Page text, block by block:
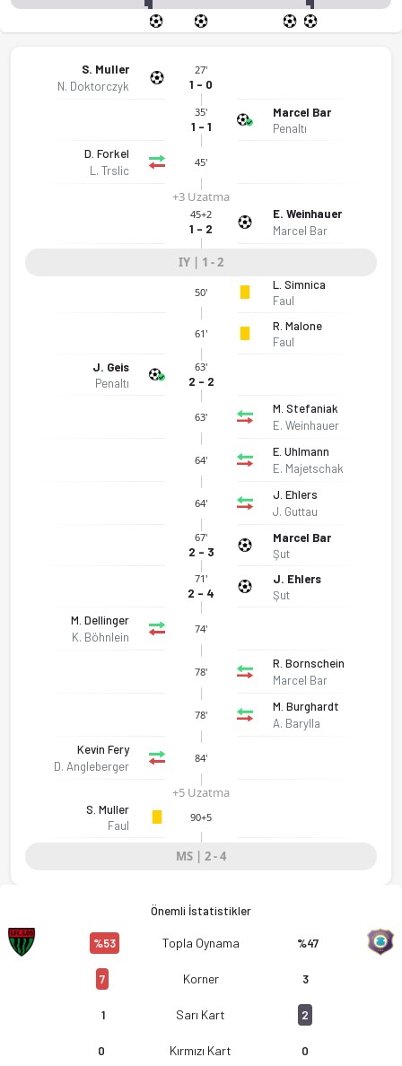
1. FC Schweinfurt 05 - Erzgebirge Aue 2-4 bitti. Gol anları,
S. Muller
N. Doktorczyk
27'
1 - 0
35'
1 - 1
Marcel Bar
Penaltı
D. Forkel
L. Trslic
45'
+3 Uzatma
45+2
1 - 2
E. Weinhauer
Marcel Bar
IY | 1 - 2
50'
L. Simnica
Faul
61'
R. Malone
Faul
J. Geis
Penaltı
63'
2 - 2
63'
M. Stefaniak
E. Weinhauer
64'
E. Uhlmann
E. Majetschak
64'
J. Ehlers
J. Guttau
67'
2 - 3
Marcel Bar
Şut
71'
2 - 4
J. Ehlers
Şut
M. Dellinger
K. Böhnlein
74'
78'
R. Bornschein
Marcel Bar
78'
M. Burghardt
A. Barylla
Kevin Fery
D. Angleberger
84'
+5 Uzatma
S. Muller
Faul
90+5
MS | 2 - 4
Önemli İstatistikler
%53 Topla Oynama %47
7 Korner 3
1 Sarı Kart 2
0 Kırmızı Kart 0